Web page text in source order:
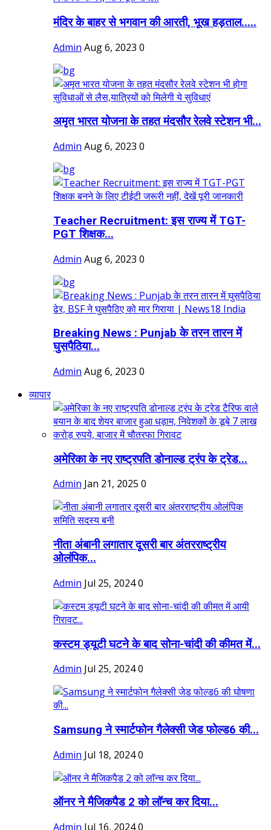
मंदिर के बाहर से भगवान की आरती, भूख हड़ताल.....
Admin Aug 6, 2023 0
अमृत भारत योजना के तहत मंदसौर रेलवे स्टेशन भी...
Admin Aug 6, 2023 0
Teacher Recruitment: इस राज्य में TGT-
PGT शिक्षक...
Admin Aug 6, 2023 0
Breaking News : Punjab के तरन तारन में
घुसपैठिया...
Admin Aug 6, 2023 0
व्यापार
अमेरिका के नए राष्ट्रपति डोनाल्ड ट्रंप के ट्रेड...
Admin Jan 21, 2025 0
नीता अंबानी लगातार दूसरी बार अंतरराष्ट्रीय
ओलंपिक...
Admin Jul 25, 20240
कस्टम ड्यूटी घटने के बाद सोना-चांदी की कीमत में...
Admin Jul 25, 20240
Samsung ने स्मार्टफोन गैलेक्सी जेड फोल्ड6 की...
Admin Jul 18, 20240
ऑनर ने मैजिकपैड 2 को लॉन्च कर दिया...
Admin Jul 16, 20240